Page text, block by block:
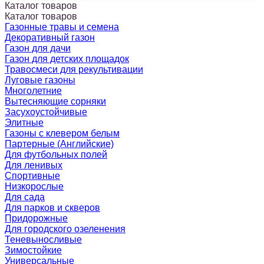
Каталог товаров
Каталог товаров
Газонные травы и семена
Декоративный газон
Газон для дачи
Газон для детских площадок
Травосмеси для рекультивации
Луговые газоны
Многолетние
Вытесняющие сорняки
Засухоустойчивые
Элитные
Газоны с клевером белым
Партерные (Английские)
Для футбольных полей
Для ленивых
Спортивные
Низкорослые
Для сада
Для парков и скверов
Придорожные
Для городского озеленения
Теневыносливые
Зимостойкие
Универсальные